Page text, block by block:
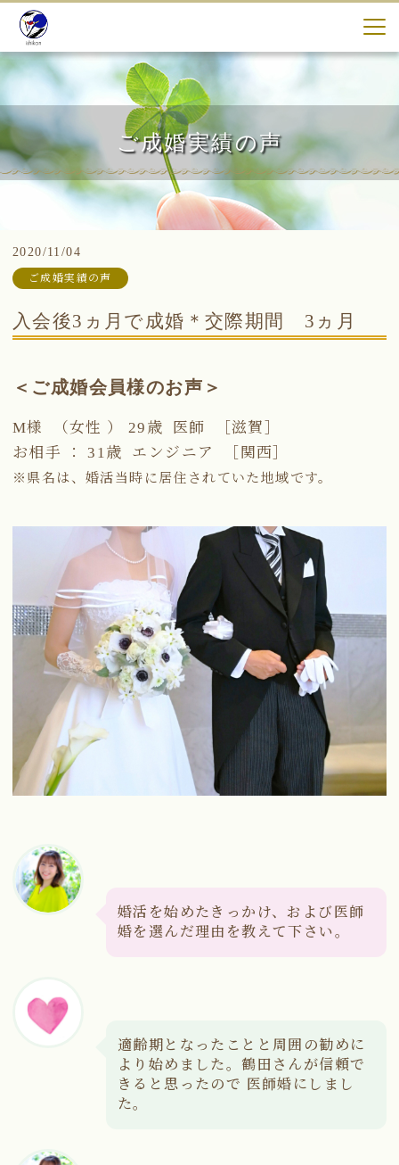
ご成婚実績の声
2020/11/04
ご成婚実績の声
入会後3ヵ月で成婚＊交際期間 3ヵ月
＜ご成婚会員様のお声＞
M様 （女性 ） 29歳 医師 ［滋賀］
お相手 ： 31歳 エンジニア ［関西］
※県名は、婚活当時に居住されていた地域です。
婚活を始めたきっかけ、および医師
婚を選んだ理由を教えて下さい。
適齢期となったことと周囲の勧めに
より始めました。鶴田さんが信頼で
きると思ったので 医師婚にしまし
た。